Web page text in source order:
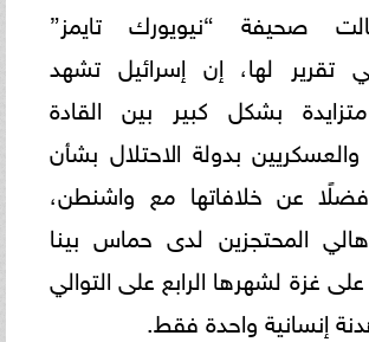
صحيفة “نيويورك تايمز”
تقرير لها، إن إسرائيل تشهد
بشكل كبير بين القادة
بدولة الاحتلال بشأن
عن خلافاتها مع واشنطن،
المحتجزين لدى حماس بينا
غزة لشهرها الرابع على التوالي
إنسانية واحدة فقط.